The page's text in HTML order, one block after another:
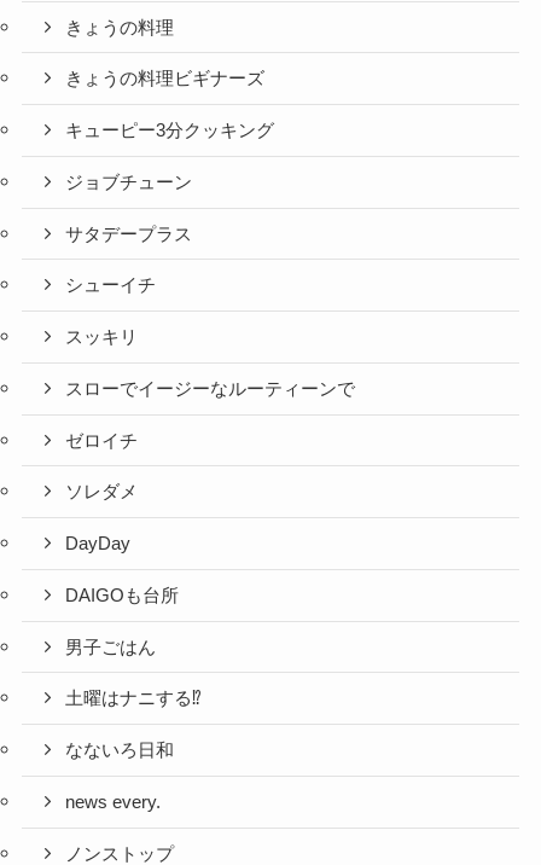
きょうの料理
きょうの料理ビギナーズ
キューピー3分クッキング
ジョブチューン
サタデープラス
シューイチ
スッキリ
スローでイージーなルーティーンで
ゼロイチ
ソレダメ
DayDay
DAIGOも台所
男子ごはん
土曜はナニする⁉
なないろ日和
news every.
ノンストップ